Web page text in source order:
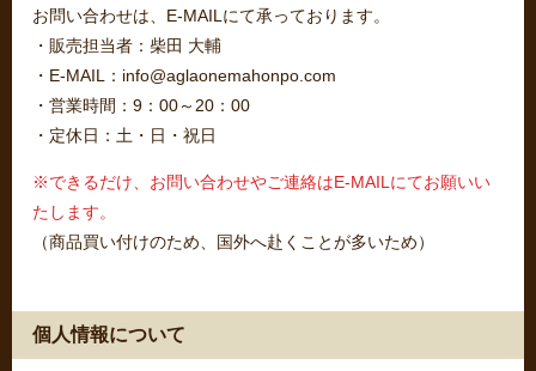
お問い合わせは、E-MAILにて承っております。
・販売担当者：柴田 大輔
・E-MAIL：info@aglaonemahonpo.com
・営業時間：9：00～20：00
・定休日：土・日・祝日
※できるだけ、お問い合わせやご連絡はE-MAILにてお願いい
たします。
（商品買い付けのため、国外へ赴くことが多いため）
個人情報について